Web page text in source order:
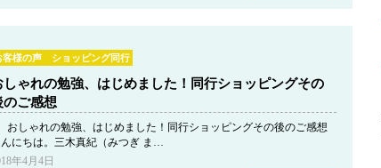
客様の声 ショッピング同行
しゃれの勉強、はじめました！同行ショッピングその
のご感想
しゃれの勉強、はじめました！同行ショッピングその後のご感想
にちは。三木真紀（みつぎ ま…
年4月4日